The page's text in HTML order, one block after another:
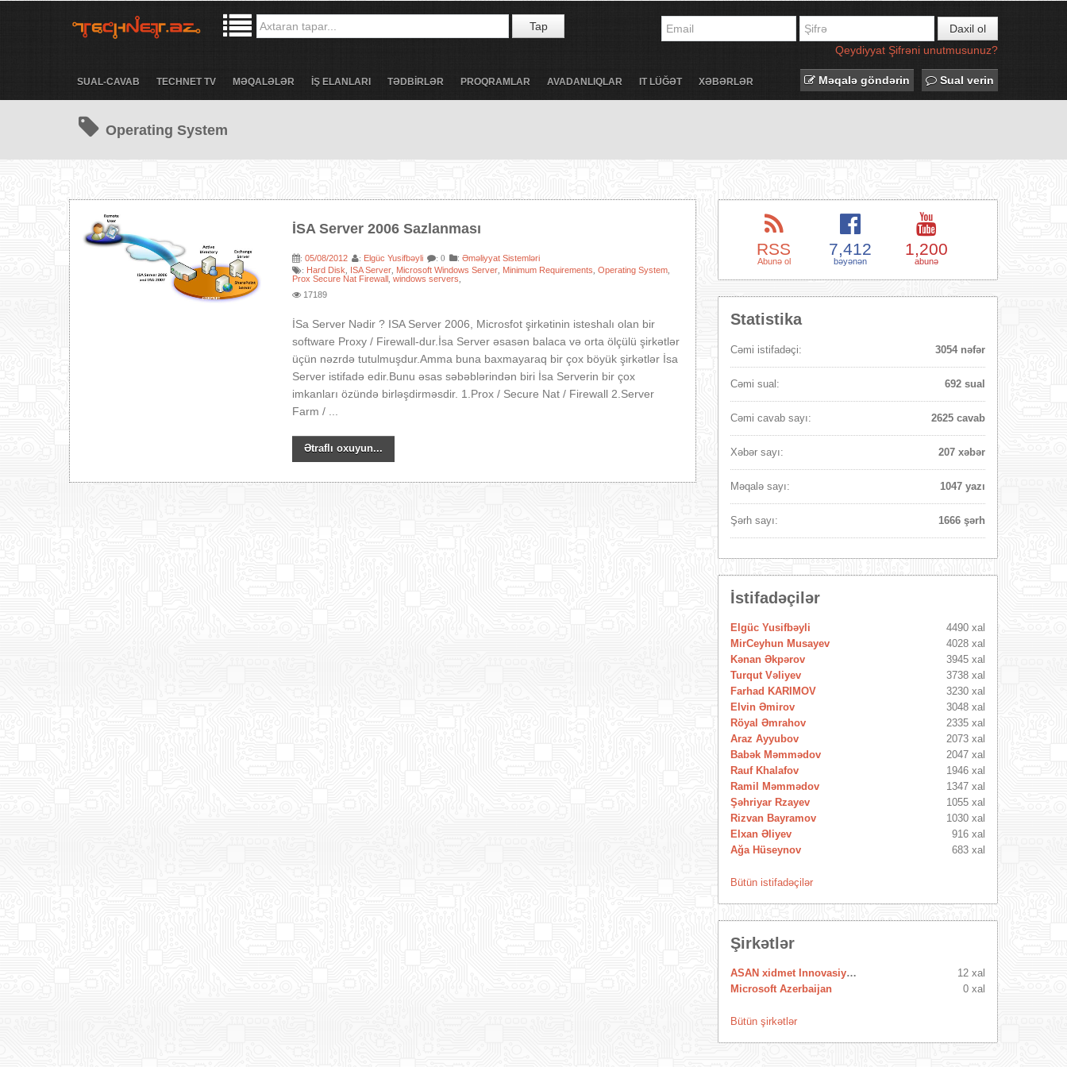
Tap
Daxil ol
Qeydiyyat Şifrəni unutmusunuz?
SUAL-CAVAB TECHNET TV MƏQALƏLƏR İŞ ELANLARI TƏDBİRLƏR PROQRAMLAR AVADANLIQLAR IT LÜĞƏT XƏBƏRLƏR Məqalə göndərin Sual verin
Operating System
İSA Server 2006 Sazlanması
:05/08/2012 : Elgüc Yusifbəyli : 0 :Əməliyyat Sistemləri
: Hard Disk ISA Server Microsoft Windows Server Minimum Requirements ,Operating System
Prox Secure Nat Firewall ,windows servers
17189
İSa Server Nədir ? ISA Server 2006, Microsfot şirkətinin isteshalı olan bir
software Proxy / Firewall-dur.İsa Server əsasən balaca və orta ölçülü şirkətlər
üçün nəzrdə tutulmuşdur.Amma buna baxmayaraq bir çox böyük şirkətlər İsa
Server istifadə edir.Bunu əsas səbəblərindən biri İsa Serverin bir çox
imkanları özündə birləşdirməsdir. 1.Prox / Secure Nat / Firewall 2.Server
Farm / ...
Ətraflı oxuyun...
RSS
Abunə ol
7,412
bəyənən
1,200
abunə
Statistika
Cəmi istifadəçi: 3054 nəfər
Cəmi sual: 692 sual
Cəmi cavab sayı: 2625 cavab
Xəbər sayı: 207 xəbər
Məqalə sayı: 1047 yazı
Şərh sayı: 1666 şərh
İstifadəçilər
Elgüc Yusifbəyli
4490 xal
MirCeyhun Musayev
4028 xal
Kənan Əkpərov
3945 xal
Turqut Vəliyev
3738 xal
Farhad KARIMOV
3230 xal
Elvin Əmirov
3048 xal
Röyal Əmrahov
2335 xal
Araz Ayyubov
2073 xal
Babək Məmmədov
2047 xal
Rauf Khalafov
1946 xal
Ramil Məmmədov
1347 xal
Şəhriyar Rzayev
1055 xal
Rizvan Bayramov
1030 xal
Elxan Əliyev
916 xal
Ağa Hüseynov
683 xal
Bütün istifadəçilər
Şirkətlər
ASAN xidmet Innovasiya Mərkəzi
12 xal
Microsoft Azerbaijan
0 xal
Bütün şirkətlər